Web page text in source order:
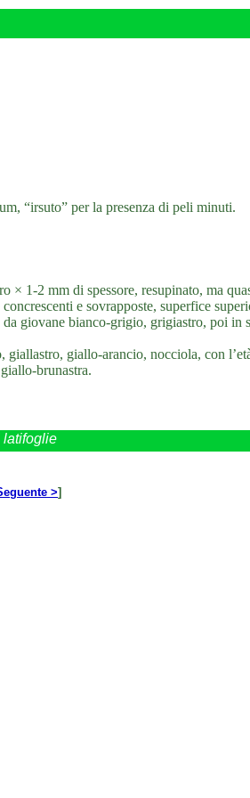
“irsuto” per la presenza di peli minuti.
× 1-2 mm di spessore, resupinato, ma
e sovrapposte, superfice
giovane bianco-grigio, grigiastro, poi in
giallastro, giallo-arancio, nocciola, con
brunastra.
latifoglie
>]